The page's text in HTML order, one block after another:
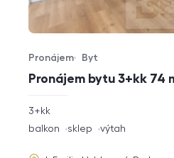
Pronájem bytu 3+kk 74
Typ nabídky
Pronájem
Typ nemovitosti
Byt
rozměry
3+kk
funkce
balkon sklep výtah